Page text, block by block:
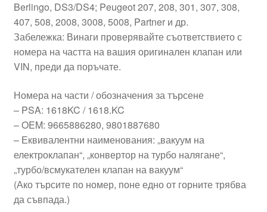
Berlingo, DS3/DS4; Peugeot 207, 208, 301, 307, 308,
407, 508, 2008, 3008, 5008, Partner и др.
Забележка: Винаги проверявайте съответствието с
номера на частта на вашия оригинален клапан или
VIN, преди да поръчате.
Номера на части / обозначения за търсене
– PSA: 1618KC / 1618.KC
– OEM: 9665886280, 9801887680
– Еквивалентни наименования: „вакуум на
електроклапан“, „конвертор на турбо налягане“,
„турбо/всмукателен клапан на вакуум“
(Ако търсите по номер, поне едно от горните трябва
да съвпада.)